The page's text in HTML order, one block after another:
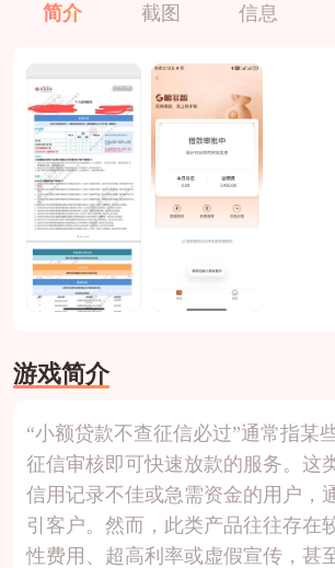
简介 截图 信息
游戏简介
“小额贷款不查征信必过”通常指某
征信审核即可快速放款的服务。这
信用记录不佳或急需资金的用户，
引客户。然而，此类产品往往存在
性费用、超高利率或虚假宣传，甚